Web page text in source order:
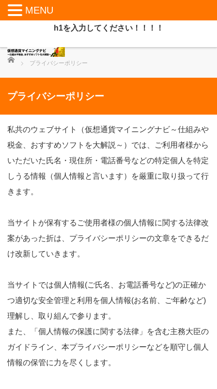
h1を入力してください！！！！
ホーム
プライバシーポリシー
プライバシーポリシー
私共のウェブサイト（仮想通貨マイニングナビ～仕組みや
税金、おすすめソフトを大解説～）では、ご利用者様から
いただいた氏名・現住所・電話番号などの特定個人を特定
しうる情報（個人情報と言います）を厳重に取り扱って行
きます。
当サイトが保有するご使用者様の個人情報に関する法律改
案があった折は、プライバシーポリシーの文章をできるだ
け改新していきます。
当サイトでは個人情報(ご氏名、お電話番号など)の正確か
つ適切な安全管理と利用を個人情報(お名前、ご年齢など)
理解し、取り組んで参ります。
また、「個人情報の保護に関する法律」を含む主務大臣の
ガイドライン、本プライバシーポリシーなどを順守し個人
情報の保管に力を尽くします。
MENU